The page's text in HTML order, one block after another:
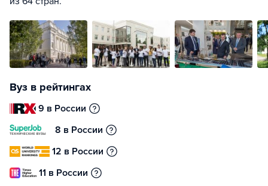
Вуз в рейтингах
9 в России
8 в России
12 в России
11 в России